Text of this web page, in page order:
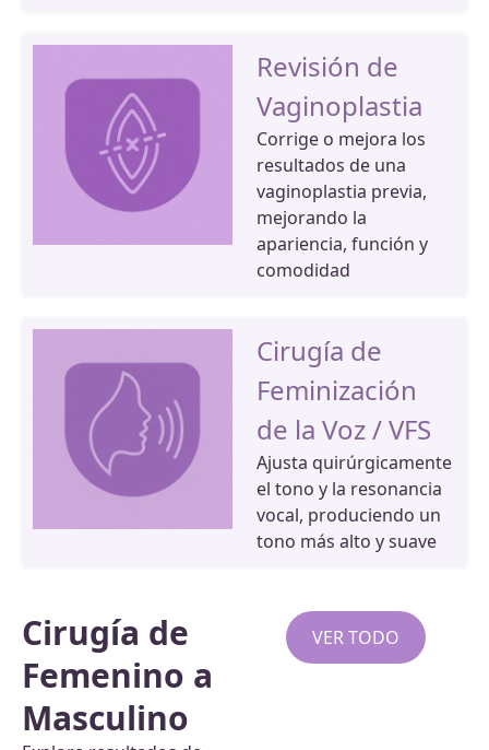
Revisión de
Vaginoplastia
Corrige o mejora los
resultados de una
vaginoplastia previa,
mejorando la
apariencia, función y
comodidad
Cirugía de
Feminización
de la Voz / VFS
Ajusta quirúrgicamente
el tono y la resonancia
vocal, produciendo un
tono más alto y suave
Cirugía de
Femenino a
Masculino
VER TODO